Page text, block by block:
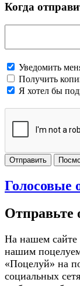
Когда
Уведомить
Получить
Я хотел бы
Отправить
Голосовые
Отправьте
На нашем
нашим
«Поцелуй» на
социальных